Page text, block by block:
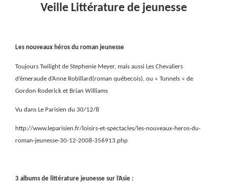
Veille Littérature de jeunesse
Les nouveaux héros du roman jeunesse
Toujours Twilight de Stephenie Meyer, mais aussi Les Chevaliers
d’émeraude d’Anne Robillard(roman québecois), ou « Tunnels » de
Gordon Roderick et Brian Williams
Vu dans Le Parisien du 30/12/8
http://www.leparisien.fr/loisirs-et-spectacles/les-nouveaux-heros-du-
roman-jeunesse-30-12-2008-356913.php
3 albums de littérature jeunesse sur l’Asie :